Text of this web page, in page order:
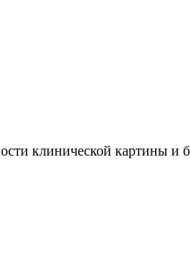
клинической картины и